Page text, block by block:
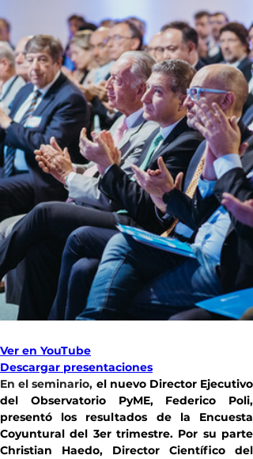
Ver en YouTube
Descargar presentaciones
En el seminario, el nuevo Director Ejecutivo
del Observatorio PyME, Federico Poli,
presentó los resultados de la Encuesta
Coyuntural del 3er trimestre. Por su parte
Christian Haedo, Director Científico del